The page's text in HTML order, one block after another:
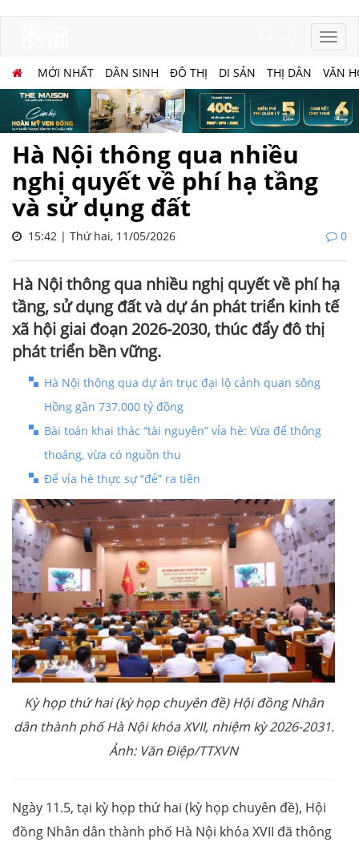
MỚI NHẤT DÂN SINH ĐÔ THỊ DI SẢN THỊ DÂN VĂN
Hà Nội thông qua nhiều
nghị quyết về phí hạ tầng
và sử dụng đất
15:42 | Thứ hai, 11/05/2026 0
Hà Nội thông qua nhiều nghị quyết về phí hạ
tầng, sử dụng đất và dự án phát triển kinh tế
xã hội giai đoạn 2026-2030, thúc đẩy đô thị
phát triển bền vững.
Hà Nội thông qua dự án trục đại lộ cảnh quan sông
Hồng gần 737.000 tỷ đồng
Bài toán khai thác “tài nguyên” vỉa hè: Vừa để thông
thoáng, vừa có nguồn thu
Để vỉa hè thực sự “đẻ” ra tiền
Kỳ họp thứ hai (kỳ họp chuyên đề) Hội đồng Nhân
dân thành phố Hà Nội khóa XVII, nhiệm kỳ 2026-2031.
Ảnh: Văn Điệp/TTXVN
Ngày 11.5, tại kỳ họp thứ hai (kỳ họp chuyên đề), Hội
đồng Nhân dân thành phố Hà Nội khóa XVII đã thông